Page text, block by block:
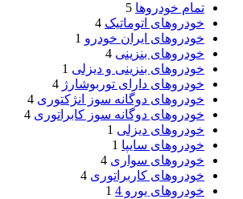
تمام خودروها 5
خودروهای اتوماتیک 4
خودروهای ایران خودرو 1
خودروهای بنزینی 4
خودروهای بنزینی و دیزلی 1
خودروهای دارای توربوشارژ 4
خودروهای دوگانه سوز انژکتوری 4
خودروهای دوگانه سوز کابراتوری 4
خودروهای دیزلی 1
خودروهای سایپا 1
خودروهای سواری 4
خودروهای کاربراتوری 4
خودروهای یورو 4
1